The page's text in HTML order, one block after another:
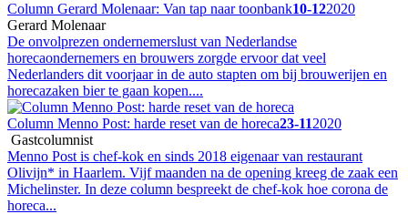
Column Gerard Molenaar: Van tap naar toonbank10-122020
Gerard Molenaar
De onvolprezen ondernemerslust van Nederlandse
horecaondernemers en brouwers zorgde ervoor dat veel
Nederlanders dit voorjaar in de auto stapten om bij brouwerijen en
horecazaken bier te gaan kopen....
Column Menno Post: harde reset van de horeca23-112020
Gastcolumnist
Menno Post is chef-kok en sinds 2018 eigenaar van restaurant
Olivijn* in Haarlem. Vijf maanden na de opening kreeg de zaak een
Michelinster. In deze column bespreekt de chef-kok hoe corona de
horeca...